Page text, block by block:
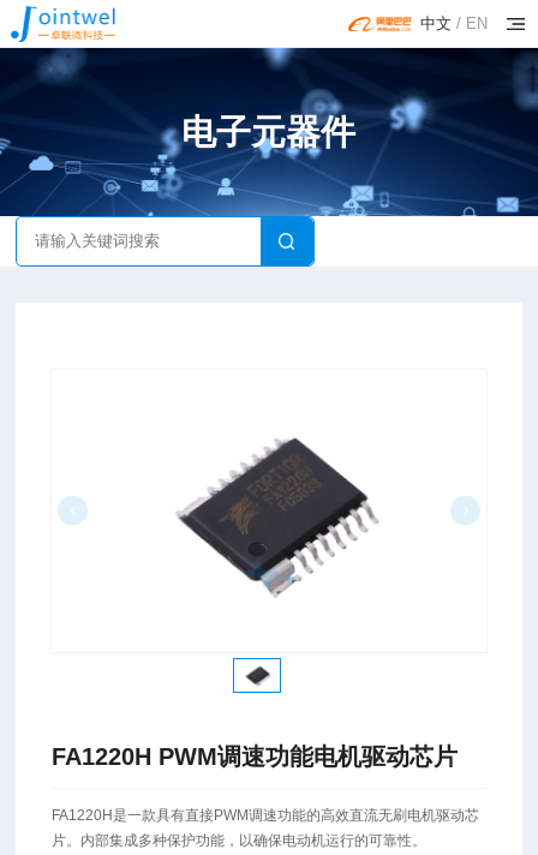
中文 / EN
电子元器件
FA1220H PWM调速功能电机驱动芯片
FA1220H是一款具有直接PWM调速功能的高效直流无刷电机驱动芯
片。内部集成多种保护功能，以确保电动机运行的可靠性。